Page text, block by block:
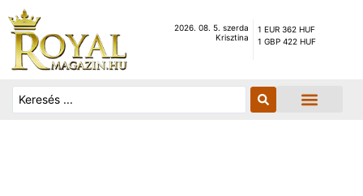
2026. 08. 5. szerda
Krisztina
1 EUR 362 HUF
1 GBP 422 HUF